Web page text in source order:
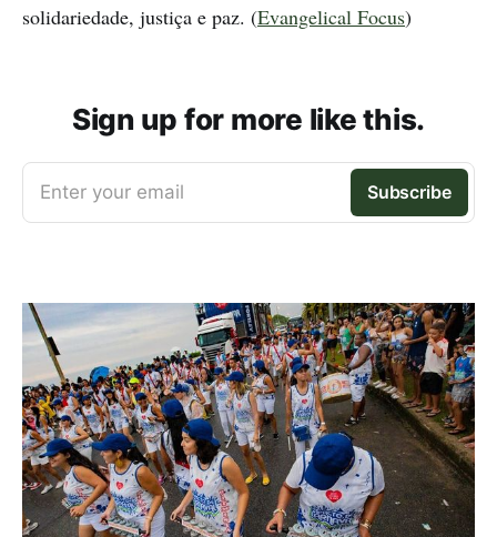
solidariedade, justiça e paz. (Evangelical Focus)
Sign up for more like this.
Enter your email Subscribe